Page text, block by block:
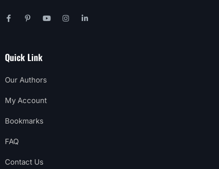
Quick Link
Our Authors
My Account
Bookmarks
FAQ
Contact Us